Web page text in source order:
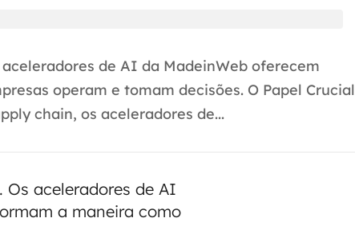
de AI da MadeinWeb oferecem
operam e tomam decisões. O Papel Crucial
chain, os aceleradores de...
aceleradores de AI
a maneira como